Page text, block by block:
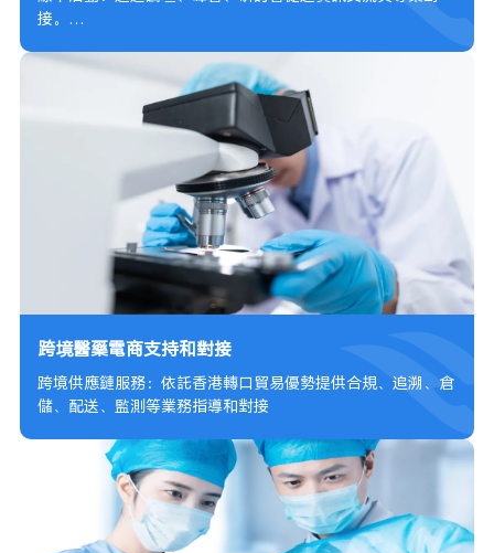
接。
跨境醫藥電商支持和對接
跨境供應鏈服務：依託香港轉口貿易優勢提供合規、追溯、倉
儲、配送、監測等業務指導和對接